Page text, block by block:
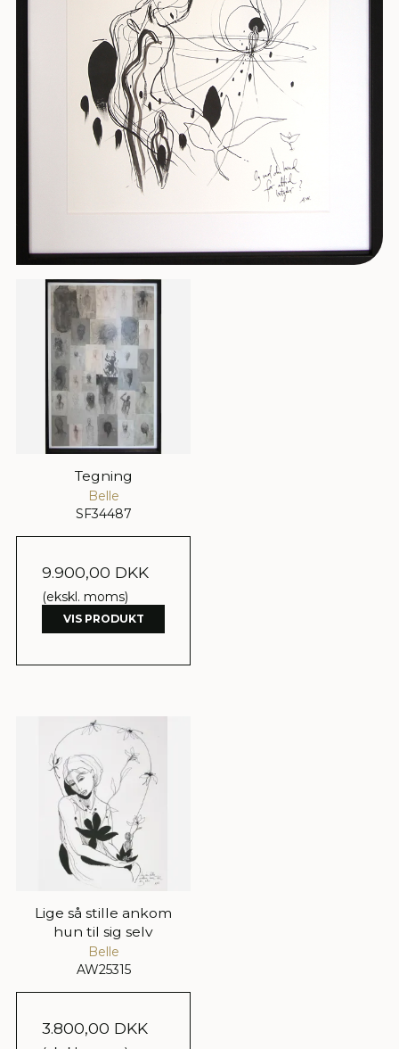
Tegning
Belle
SF34487
9.900,00 DKK
(ekskl. moms)
VIS PRODUKT
Lige så stille ankom
hun til sig selv
Belle
AW25315
3.800,00 DKK